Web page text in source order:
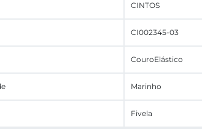
CINTOS
CI002345-03
CouroElástico
Marinho
Fivela